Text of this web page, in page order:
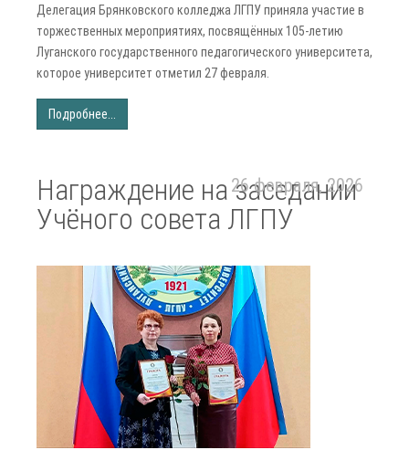
Делегация Брянковского колледжа ЛГПУ приняла участие в
торжественных мероприятиях, посвящённых 105-летию
Луганского государственного педагогического университета,
которое университет отметил 27 февраля.
Подробнее...
Награждение на заседании
Учёного совета ЛГПУ
26 февраля, 2026